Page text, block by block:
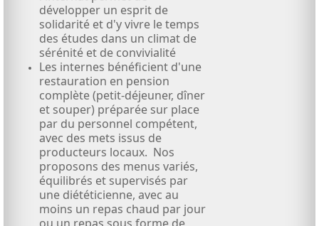
développer un esprit de
solidarité et d'y vivre le temps
des études dans un climat de
sérénité et de convivialité
Les internes bénéficient d'une
restauration en pension
complète (petit-déjeuner, dîner
et souper) préparée sur place
par du personnel compétent,
avec des mets issus de
producteurs locaux. Nos
proposons des menus variés,
équilibrés et supervisés par
une diététicienne, avec au
moins un repas chaud par jour